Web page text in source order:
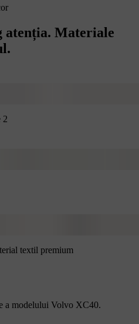
Materiale
2
textil premium
a modelului Volvo XC40.